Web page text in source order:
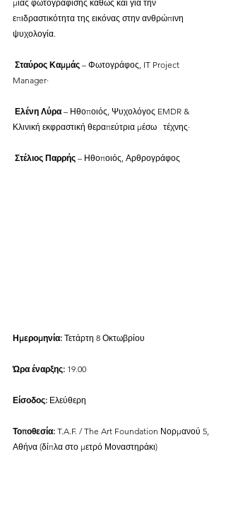
μιας φωτογράφισης καθώς και για την
επιδραστικότητα της εικόνας στην ανθρώπινη
ψυχολογία.
Σταύρος Καμμάς – Φωτογράφος, IT Project
Manager·
Ελένη Λύρα – Ηθοποιός, Ψυχολόγος EMDR &
Κλινική εκφραστική θεραπεύτρια μέσω   τέχνης·
Στέλιος Παρρής – Ηθοποιός, Αρθρογράφος
Ημερομηνία: Τετάρτη 8 Οκτωβρίου
Ώρα έναρξης: 19.00
Είσοδος: Ελεύθερη
Τοποθεσία: T.A.F. / The Art Foundation Νορμανού 5,
Αθήνα (δίπλα στο μετρό Μοναστηράκι)